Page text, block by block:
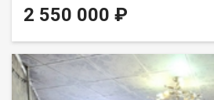
не живет и не прописан. Ключи у
время! Для кого эта квартира?
детские сады №169 и №83 – не нужно
Школа №18 и Лицей №35 – буквально
Дети пойдут сами! Детская
на машине. Здоровье ребенка под
2 550 000 ₽